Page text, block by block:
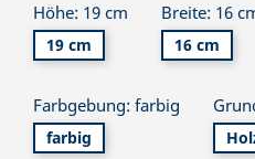
Höhe: 19 cm
19 cm
Breite: 16
16 cm
Farbgebung: farbig
farbig